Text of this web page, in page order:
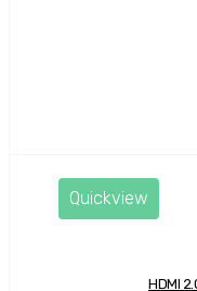
Quickview